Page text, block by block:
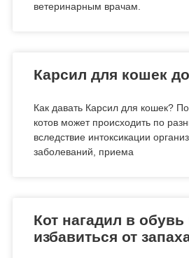
ветеринарным врачам.
Карсил для кошек
Как давать Карсил для кошек?
котов может происходить по
вследствие интоксикации
заболеваний, приема
Кот нагадил в обувь
избавиться от